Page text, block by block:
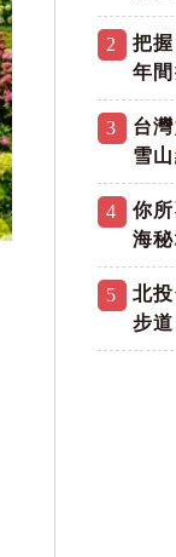
2
把
年
3
台
雪
4
你
海
5
北
步